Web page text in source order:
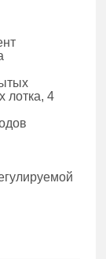
лотка, 4